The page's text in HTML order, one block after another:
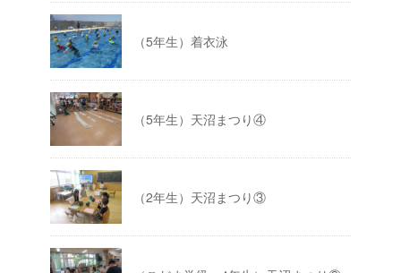
（5年生）着衣泳
（5年生）天沼まつり④
（2年生）天沼まつり③